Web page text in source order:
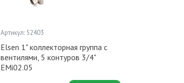
Артикул: 52403
Elsen 1" коллекторная группа с
вентилями, 5 контуров 3/4"
EMi02.05